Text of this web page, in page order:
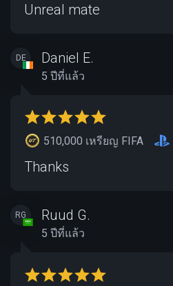
Unreal mate
DE Daniel E.
5 ปีที่แล้ว
510,000 เหรียญ FIFA
Thanks
RG Ruud G.
5 ปีที่แล้ว